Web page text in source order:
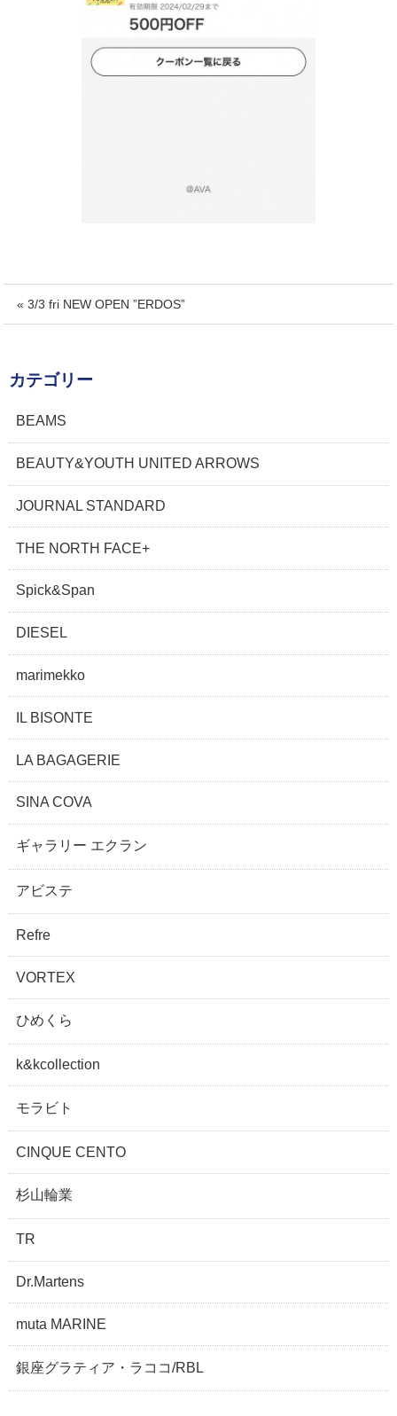
« 3/3 fri NEW OPEN ”ERDOS”
カテゴリー
BEAMS
BEAUTY&YOUTH UNITED ARROWS
JOURNAL STANDARD
THE NORTH FACE+
Spick&Span
DIESEL
marimekko
IL BISONTE
LA BAGAGERIE
SINA COVA
ギャラリー エクラン
アビステ
Refre
VORTEX
ひめくら
k&kcollection
モラビト
CINQUE CENTO
杉山輪業
TR
Dr.Martens
muta MARINE
銀座グラティア・ラココ/RBL